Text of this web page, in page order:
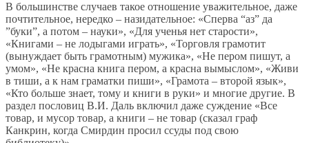
В большинстве случаев такое отношение уважительное, даже
почтительное, нередко – назидательное: «Сперва “аз” да
”буки”, а потом – науки», «Для ученья нет старости»,
«Книгами – не лодыгами играть», «Торговля грамотит
(вынуждает быть грамотным) мужика», «Не пером пишут, а
умом», «Не красна книга пером, а красна вымыслом», «Живи
в тиши, а к нам граматки пиши», «Грамота – второй язык»,
«Кто больше знает, тому и книги в руки» и многие другие. В
раздел пословиц В.И. Даль включил даже суждение «Все
товар, и мусор товар, а книги – не товар (сказал граф
Канкрин, когда Смирдин просил ссуды под свою